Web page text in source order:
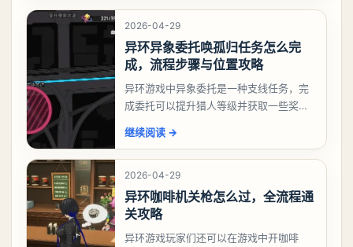
祸兮洄游任务攻略
2026-04-29
异环异象委托唤孤归任务怎么完
成，流程步骤与位置攻略
异环游戏中异象委托是一种支线任务，完
成委托可以提升猎人等级并获取一些奖
么做，今天游戏熊就来告诉大家。异环异
象委托唤孤归任务攻
继续阅读 →
2026-04-29
异环咖啡机关枪怎么过，全流程通
关攻略
异环游戏玩家们还可以在游戏中开咖啡